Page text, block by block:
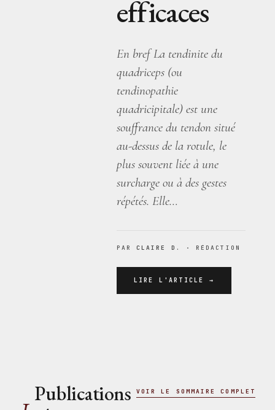
efficaces
En bref La tendinite du
quadriceps (ou
tendinopathie
quadricipitale) est une
souffrance du tendon situé
au-dessus de la rotule, le
plus souvent liée à une
surcharge ou à des gestes
répétés. Elle…
PAR CLAIRE D. · RÉDACTION
LIRE L'ARTICLE →
Publications
VOIR LE SOMMAIRE COMPLET